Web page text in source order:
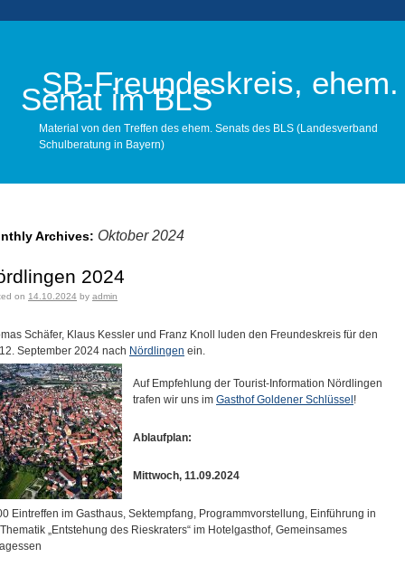
SB-Freundeskreis, ehem.
Senat im BLS
Material von den Treffen des ehem. Senats des BLS (Landesverband
Schulberatung in Bayern)
Main menu
Archives: Oktober 2024
2024
on 14.10.2024 by admin
Schäfer, Klaus Kessler und Franz Knoll luden den Freundeskreis für den
September 2024 nach Nördlingen ein.
Auf Empfehlung der Tourist-Information Nördlingen
trafen wir uns im Gasthof Goldener Schlüssel!
Ablaufplan:
Mittwoch, 11.09.2024
Eintreffen im Gasthaus, Sektempfang, Programmvorstellung, Einführung in
„Entstehung des Rieskraters“ im Hotelgasthof, Gemeinsames